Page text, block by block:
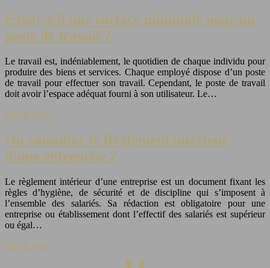
Existe-t-il une surface minimale pour un
poste de travail ?
Le travail est, indéniablement, le quotidien de chaque individu pour
produire des biens et services. Chaque employé dispose d’un poste
de travail pour effectuer son travail. Cependant, le poste de travail
doit avoir l’espace adéquat fourni à son utilisateur. Le…
Lire la suite
Où consulter le Règlement intérieur
d’une entreprise ?
Le règlement intérieur d’une entreprise est un document fixant les
règles d’hygiène, de sécurité et de discipline qui s’imposent à
l’ensemble des salariés. Sa rédaction est obligatoire pour une
entreprise ou établissement dont l’effectif des salariés est supérieur
ou égal…
Lire la suite